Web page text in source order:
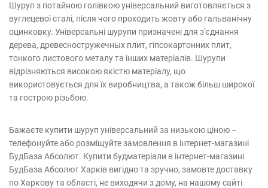
Шуруп з потайною голівкою універсальний виготовляється з
вуглецевої сталі, після чого проходить жовту або гальванічну
оцинковку. Універсальні шурупи призначені для з'єднання
дерева, древесностружечных плит, гіпсокартонних плит,
тонкого листового металу та інших матеріалів. Шурупи
відрізняються високою якістю матеріалу, що
використовується для їх виробництва, а також більш широкої
та гострою різьбою.
Бажаєте купити шуруп універсальний за низькою ціною –
телефонуйте або розміщуйте замовлення в інтернет-магазині
БудБаза Абсолют. Купити будматеріали в інтернет-магазині
БудБаза Абсолют Харків вигідно та зручно, замовте доставку
по Харкову та області, не виходячи з дому, на нашому сайті